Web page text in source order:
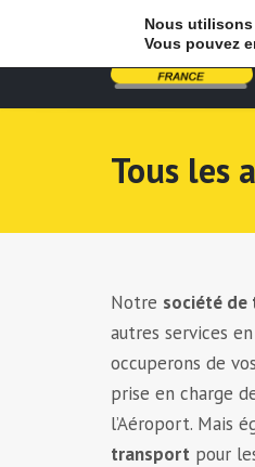
Tous les
Notre société
autres services
occuperons de vos
prise en charge
l’Aéroport. Mais
transport pour
Nous
Vous pouvez